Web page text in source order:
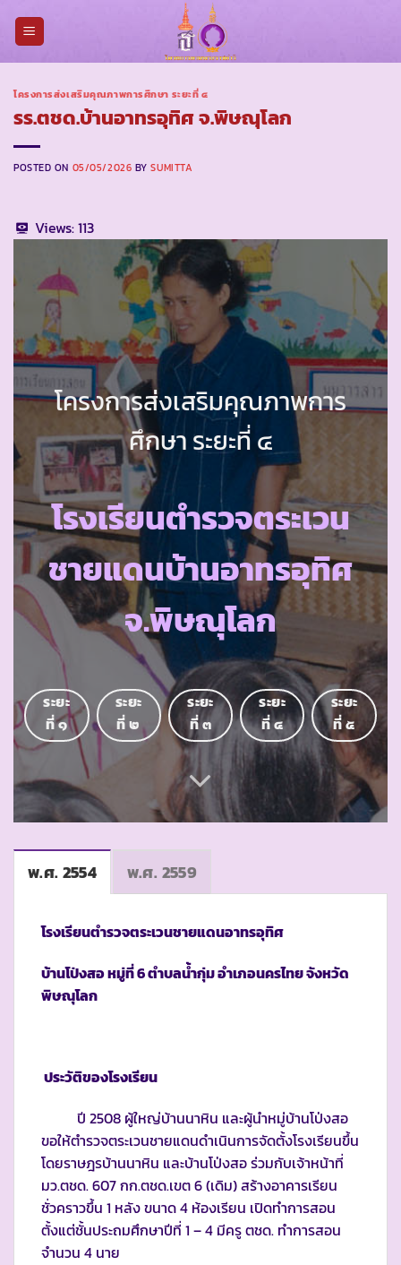
โครงการส่งเสริมคุณภาพการศึกษา ระยะที่ ๔
รร.ตชด.บ้านอาทรอุทิศ จ.พิษณุโลก
POSTED ON 05/05/2026 BYSUMITTA
Views:113
โครงการส่งเสริมคุณภาพการ
ศึกษา ระยะที่ ๔
โรงเรียนตำรวจตระเวน
ชายแดนบ้านอาทรอุทิศ
จ.พิษณุโลก
ระยะ
ที่ ๑
ระยะ
ที่ ๒
ระยะ
ที่ ๓
ระยะ
ที่ ๔
ระยะ
ที่ ๕
พ.ศ. 2554 พ.ศ. 2559
โรงเรียนตำรวจตระเวนชายแดนอาทรอุทิศ
บ้านโป่งสอ หมู่ที่6 ตำบลน้ำกุ่ม อำเภอนครไทย จังหวัด
พิษณุโลก
ประวัติของโรงเรียน
ปี 2508 ผู้ใหญ่บ้านนาหิน และผู้นำหมู่บ้านโป่งสอ
ขอให้ตำรวจตระเวนชายแดนดำเนินการจัดตั้งโรงเรียนขึ้น
โดยราษฎรบ้านนาหิน และบ้านโป่งสอ ร่วมกับเจ้าหน้าที่
มว.ตชด. 607 กก.ตชด.เขต 6 (เดิม) สร้างอาคารเรียน
ชั่วคราวขึ้น 1 หลัง ขนาด 4 ห้องเรียน เปิดทำการสอน
ตั้งแต่ชั้นประถมศึกษาปีที่ 1 – 4 มีครู ตชด. ทำการสอน
จำนวน 4 นาย